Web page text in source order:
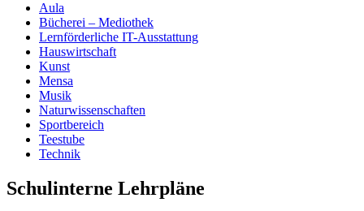
Aula
Bücherei – Mediothek
Lernförderliche IT-Ausstattung
Hauswirtschaft
Kunst
Mensa
Musik
Naturwissenschaften
Sportbereich
Teestube
Technik
Schulinterne Lehrpläne